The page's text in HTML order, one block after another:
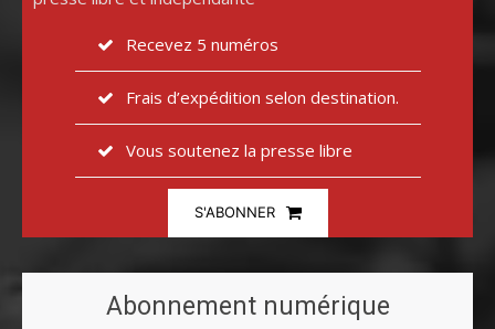
Recevez 5 numéros
Frais d’expédition selon destination.
Vous soutenez la presse libre
S'ABONNER
Abonnement numérique